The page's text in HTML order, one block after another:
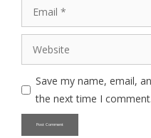
Website
Save my name, email,
the next time I comment.